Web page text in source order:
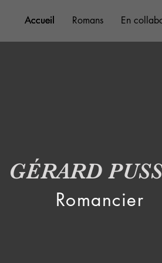
Accueil Romans En
Accueil Romans En
Accueil Romans En
GÉRARD
Romancier